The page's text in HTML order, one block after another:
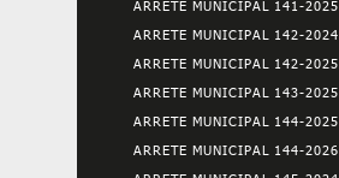
ARRETE MUNICIPAL 141-2025
ARRETE MUNICIPAL 142-2024
ARRETE MUNICIPAL 142-2025
ARRETE MUNICIPAL 143-2025
ARRETE MUNICIPAL 144-2025
ARRETE MUNICIPAL 144-2026